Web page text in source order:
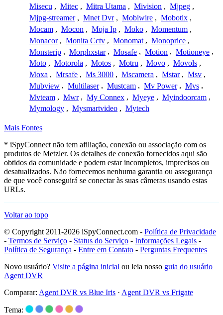
Misecu , Mitec , Mitra Utama , Mivision , Mjpeg ,
Mjpg-streamer , Mnet Dvr , Mobiwire , Mobotix ,
Mocam , Mocon , Moja Ip , Moko , Momentum ,
Monacor , Monita Cctv , Monomat , Monoprice ,
Monsterip , Morphxstar , Mosafe , Motion , Motioneye ,
Moto , Motorola , Motos , Motru , Movo , Movols ,
Moxa , Mrsafe , Ms 3000 , Mscamera , Mstar , Msv ,
Mubview , Multilaser , Mustcam , Mv Power , Mvs ,
Mvteam , Mwr , My Connex , Myeye , Myindoorcam ,
Mymology , Mysmartvideo , Mytech
Mais Fontes
* iSpyConnect não tem afiliação, conexão ou associação com os
produtos de Metzler. Os detalhes de conexão fornecidos aqui são
obtidos da comunidade e podem estar incompletos, imprecisos ou
desatualizados. Não fornecemos nenhuma garantia ou assegurança
de que você conseguirá se conectar às suas câmeras usando estas
URLs.
Voltar ao topo
© Copyright 2011-2026 iSpyConnect.com - Política de Privacidade
- Termos de Serviço - Status do Serviço - Informações Legais -
Política de Segurança - Entre em Contato - Perguntas Frequentes
Novo usuário? Visite a página inicial ou leia nosso guia do usuário
Agent DVR
Comparar: Agent DVR vs Blue Iris · Agent DVR vs Frigate
Tema: